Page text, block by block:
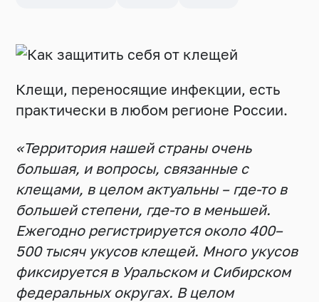
Клещи, переносящие инфекции, есть
практически в любом регионе России.
«Территория нашей страны очень
большая, и вопросы, связанные с
клещами, в целом актуальны – где-то в
большей степени, где-то в меньшей.
Ежегодно регистрируется около 400–
500 тысяч укусов клещей. Много укусов
фиксируется в Уральском и Сибирском
федеральных округах. В целом